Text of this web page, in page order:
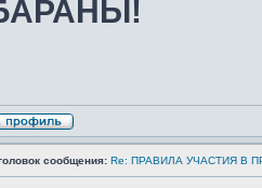
сообщения: Re: ПРАВИЛА УЧАСТИЯ В